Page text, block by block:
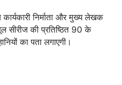
निर्माता और मुख्य लेखक
सीरीज की प्रतिष्ठित 90 के
का पता लगाएगी।